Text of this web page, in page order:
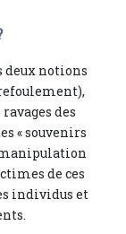
deux notions
des
« souvenirs
de ces
individus et